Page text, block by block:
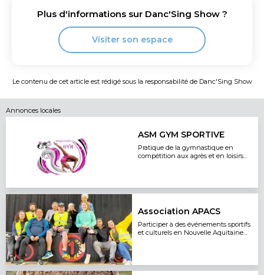
Plus d'informations sur Danc'Sing Show?
Visiter son espace
Le contenu de cet article est rédigé sous la responsabilité de Danc'Sing Show
Annonces locales
ASM GYM SPORTIVE
Pratique de la gymnastique en
compétition aux agrès et en loisirs
Association APACS
Participer à des événements sportifs
et culturels en Nouvelle Aquitaine